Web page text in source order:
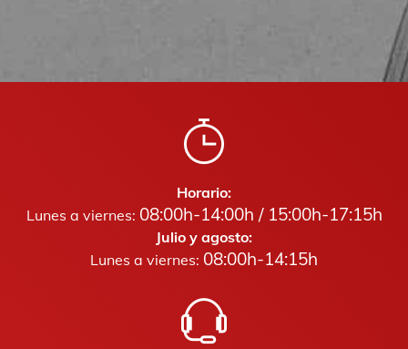
Horario:
Lunes a viernes: 08:00h-14:00h / 15:00h-17:15h
Julio y agosto:
Lunes a viernes: 08:00h-14:15h